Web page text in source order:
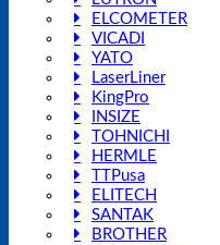
ELCOMETER
VICADI
YATO
LaserLiner
KingPro
INSIZE
TOHNICHI
HERMLE
TTPusa
ELITECH
SANTAK
BROTHER